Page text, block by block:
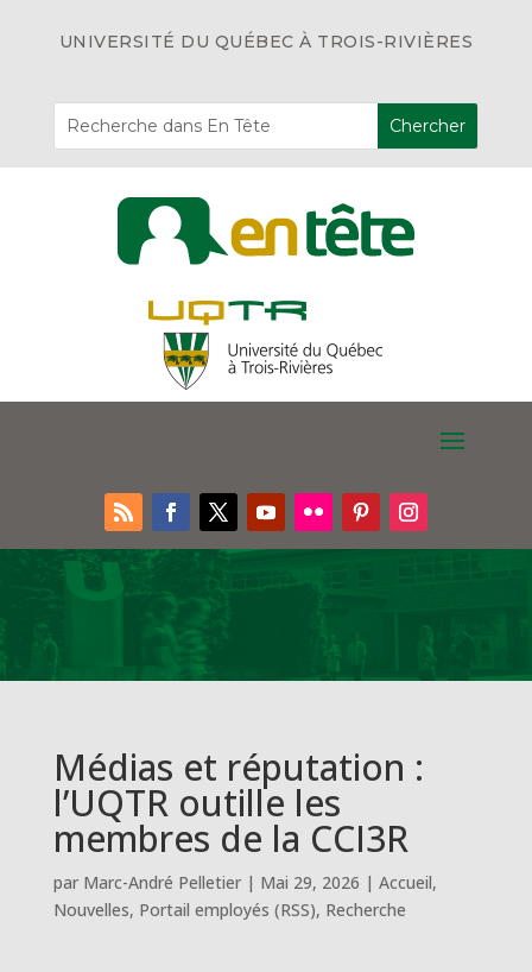
UNIVERSITÉ DU QUÉBEC À TROIS-RIVIÈRES
Médias et réputation :
l’UQTR outille les
membres de la CCI3R
par Marc-André Pelletier| Mai 29, 2026 | Accueil,
Nouvelles, Portail employés (RSS), Recherche